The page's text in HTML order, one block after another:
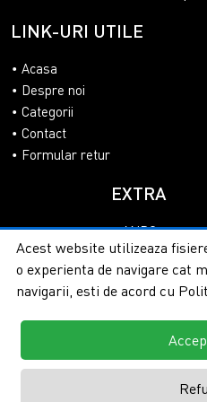
LINK-URI UTILE
Acasa
Despre noi
Categorii
Contact
Formular retur
EXTRA
ANPC
SOL
Copyright © 2026 -
rezervate.Creare
Acest website utilizeaza
o experienta de navigare cat
navigarii, esti de acord cu